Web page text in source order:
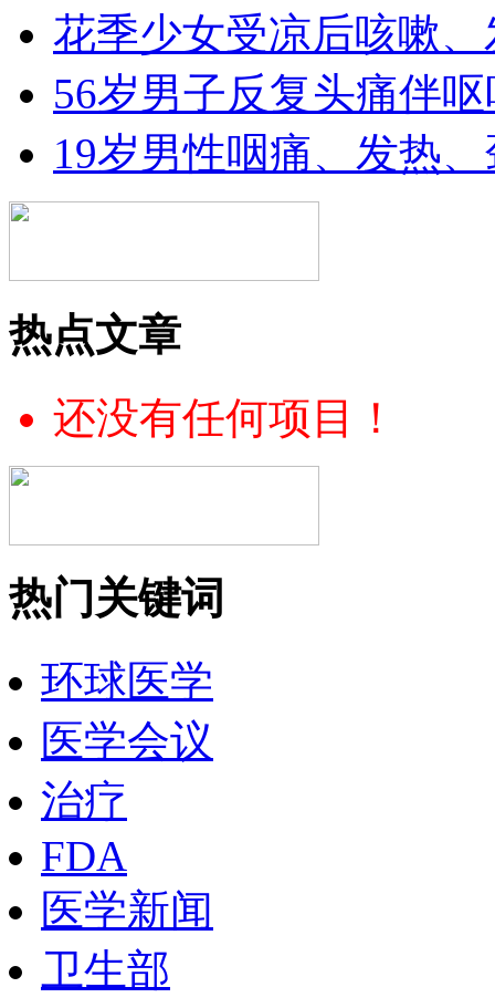
花季少女受凉后咳嗽
56岁男子反复头痛伴
19岁男性咽痛、发热
热点文章
还没有任何项目！
热门关键词
环球医学
医学会议
治疗
FDA
医学新闻
卫生部